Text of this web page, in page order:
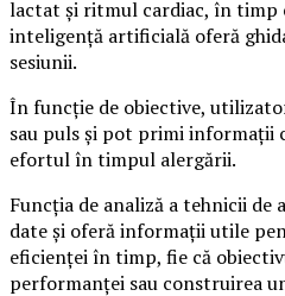
lactat și ritmul cardiac, în timp
inteligență artificială oferă
sesiunii.
În funcție de obiective,
sau puls și pot primi informații
efortul în timpul alergării.
Funcția de analiză a tehnicii de
date și oferă informații utile
eficienței în timp, fie că
performanței sau construirea